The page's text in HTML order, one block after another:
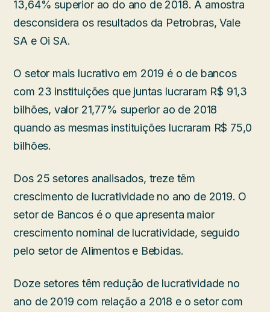
13,64% superior ao do ano de 2018. A amostra
desconsidera os resultados da Petrobras, Vale
SA e Oi SA.
O setor mais lucrativo em 2019 é o de bancos
com 23 instituições que juntas lucraram R$ 91,3
bilhões, valor 21,77% superior ao de 2018
quando as mesmas instituições lucraram R$ 75,0
bilhões.
Dos 25 setores analisados, treze têm
crescimento de lucratividade no ano de 2019. O
setor de Bancos é o que apresenta maior
crescimento nominal de lucratividade, seguido
pelo setor de Alimentos e Bebidas.
Doze setores têm redução de lucratividade no
ano de 2019 com relação a 2018 e o setor com